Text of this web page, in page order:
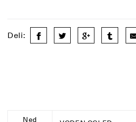
Deli:
Ned